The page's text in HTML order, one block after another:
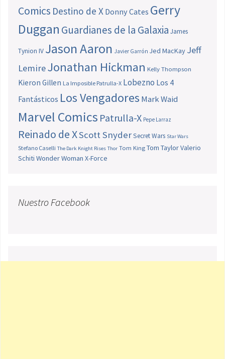
Comics Destino de X Donny Cates Gerry
Duggan Guardianes de la Galaxia James
Tynion IV Jason Aaron Javier Garrón Jed MacKay Jeff
LemireJonathan Hickman Kelly Thompson
Kieron Gillen La Imposible Patrulla-X Lobezno Los 4
Fantásticos Los Vengadores Mark Waid
Marvel Comics Patrulla-X Pepe Larraz
Reinado de XScott SnyderSecret Wars Star Wars
Stefano Caselli The Dark Knight Rises Thor Tom King Tom TaylorValerio
Schiti Wonder Woman X-Force
Nuestro Facebook